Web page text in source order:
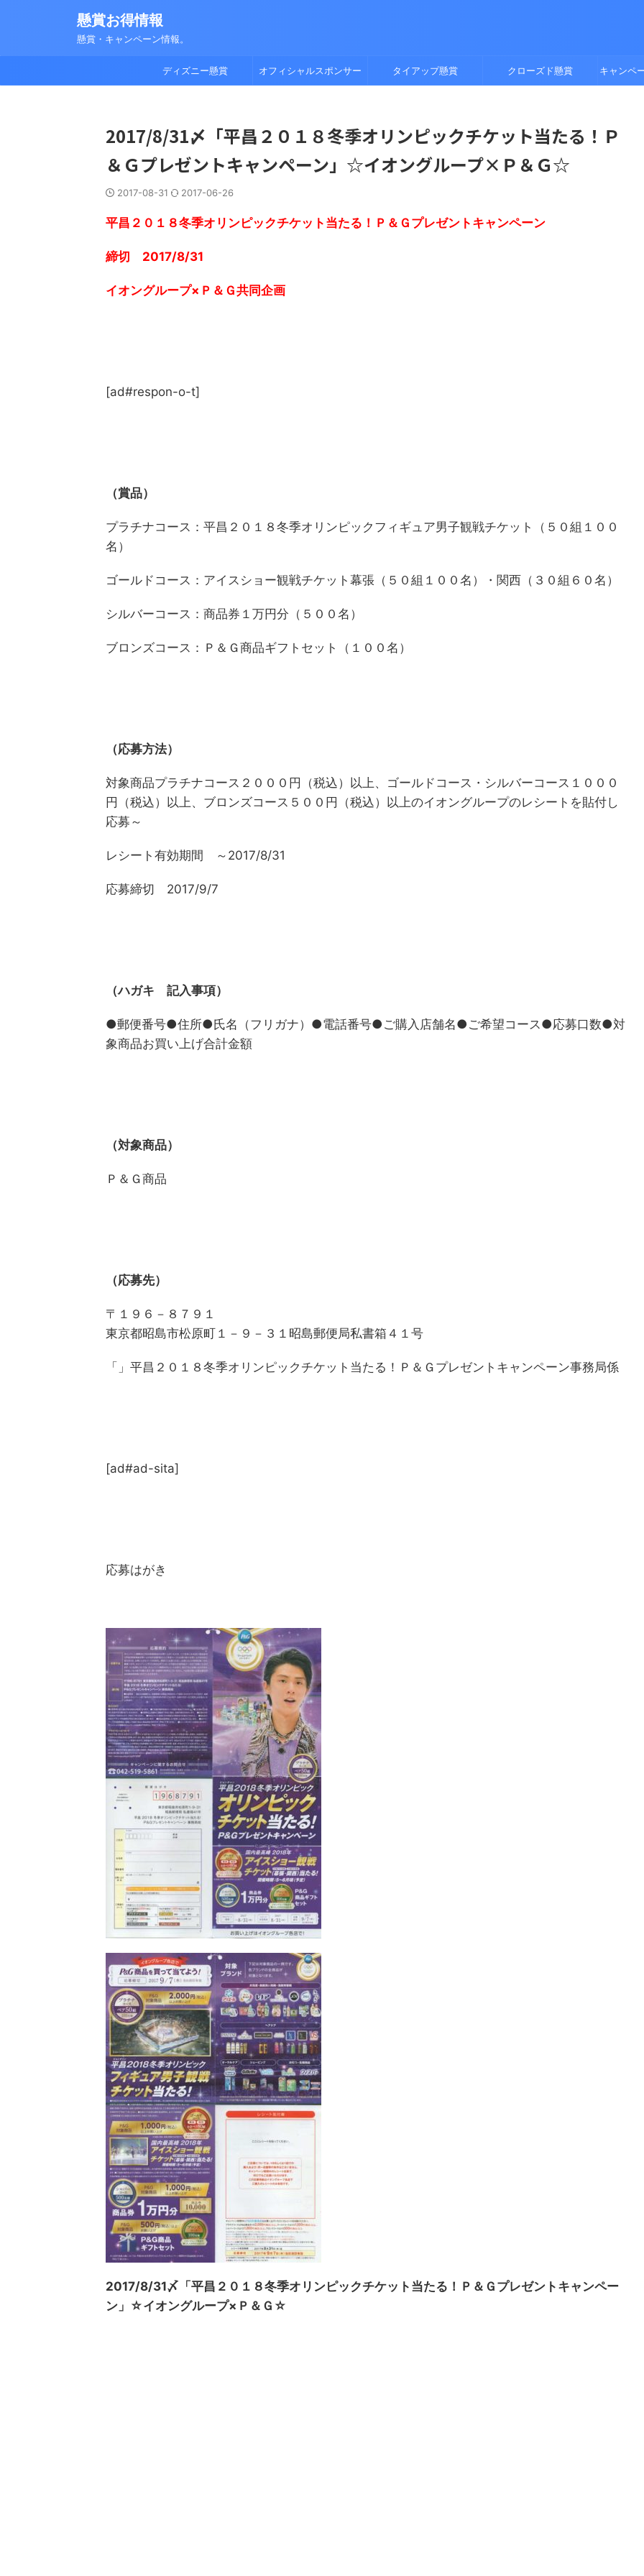
懸賞お得情報
懸賞・キャンペーン情報。
ディズニー懸賞 オフィシャルスポンサー タイアップ懸賞 クローズド懸賞 キャンペ
2017/8/31〆「平昌２０１８冬季オリンピックチケット当たる！Ｐ
＆Ｇプレゼントキャンペーン」☆イオングループ×Ｐ＆Ｇ☆
2017-08-31 2017-06-26
平昌２０１８冬季オリンピックチケット当たる！Ｐ＆Ｇプレゼントキャンペーン
締切 2017/8/31
イオングループ×Ｐ＆Ｇ共同企画
[ad#respon-o-t]
（賞品）
プラチナコース：平昌２０１８冬季オリンピックフィギュア男子観戦チケット（５０組１００
名）
ゴールドコース：アイスショー観戦チケット幕張（５０組１００名）・関西（３０組６０名）
シルバーコース：商品券１万円分（５００名）
ブロンズコース：Ｐ＆Ｇ商品ギフトセット（１００名）
（応募方法）
対象商品プラチナコース２０００円（税込）以上、ゴールドコース・シルバーコース１０００
円（税込）以上、ブロンズコース５００円（税込）以上のイオングループのレシートを貼付し
応募～
レシート有効期間 ～2017/8/31
応募締切 2017/9/7
（ハガキ 記入事項）
●郵便番号●住所●氏名（フリガナ）●電話番号●ご購入店舗名●ご希望コース●応募口数●対
象商品お買い上げ合計金額
（対象商品）
Ｐ＆Ｇ商品
（応募先）
〒１９６－８７９１
東京都昭島市松原町１－９－３１昭島郵便局私書箱４１号
「」平昌２０１８冬季オリンピックチケット当たる！Ｐ＆Ｇプレゼントキャンペーン事務局係
[ad#ad-sita]
応募はがき
2017/8/31〆「平昌２０１８冬季オリンピックチケット当たる！Ｐ＆Ｇプレゼントキャンペー
ン」☆イオングループ×Ｐ＆Ｇ☆